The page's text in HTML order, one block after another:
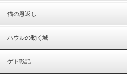
猫の恩返し
ハウルの動く城
ゲド戦記